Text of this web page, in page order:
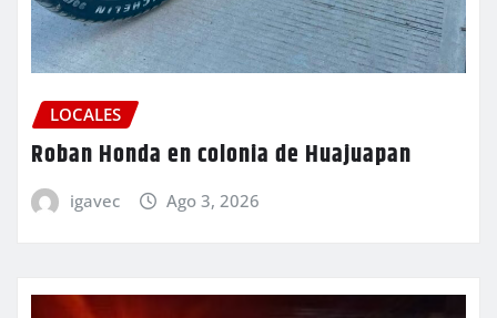
LOCALES
Roban Honda en colonia de Huajuapan
igavec Ago 3, 2026